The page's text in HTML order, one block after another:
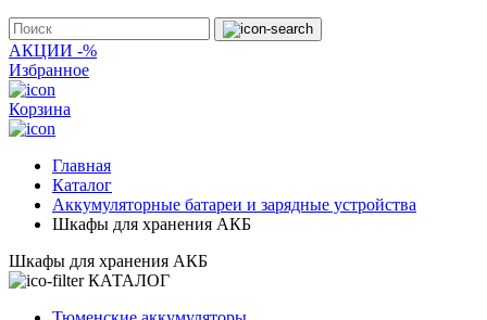
АКЦИИ -%
Избранное
Корзина
Главная
Каталог
Аккумуляторные батареи и зарядные устройства
Шкафы для хранения АКБ
Шкафы для хранения АКБ
КАТАЛОГ